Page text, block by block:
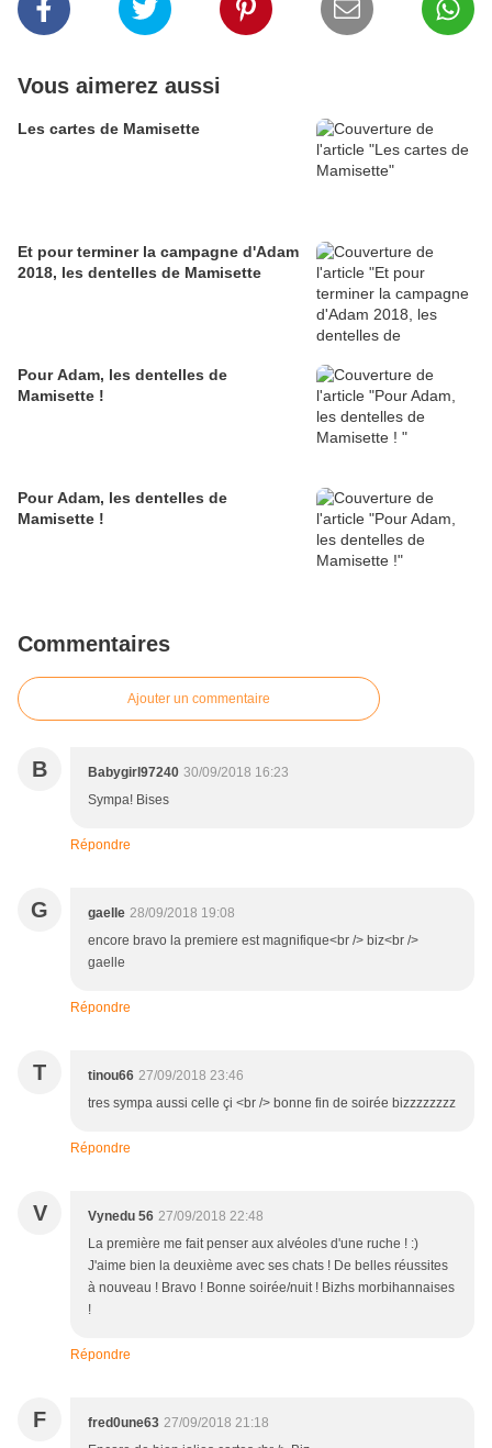
Vous aimerez aussi
Les cartes de Mamisette
Et pour terminer la campagne d'Adam
2018, les dentelles de Mamisette
Pour Adam, les dentelles de
Mamisette !
Pour Adam, les dentelles de
Mamisette !
Commentaires
Ajouter un commentaire
B Babygirl97240 30/09/2018 16:23
Sympa! Bises
Répondre
G gaelle 28/09/2018 19:08
encore bravo la premiere est magnifique<br /> biz<br />
gaelle
Répondre
T tinou66 27/09/2018 23:46
tres sympa aussi celle çi <br /> bonne fin de soirée bizzzzzzzz
Répondre
V Vynedu 56 27/09/2018 22:48
La première me fait penser aux alvéoles d'une ruche ! :)
J'aime bien la deuxième avec ses chats ! De belles réussites
à nouveau ! Bravo ! Bonne soirée/nuit ! Bizhs morbihannaises
!
Répondre
F fred0une63 27/09/2018 21:18